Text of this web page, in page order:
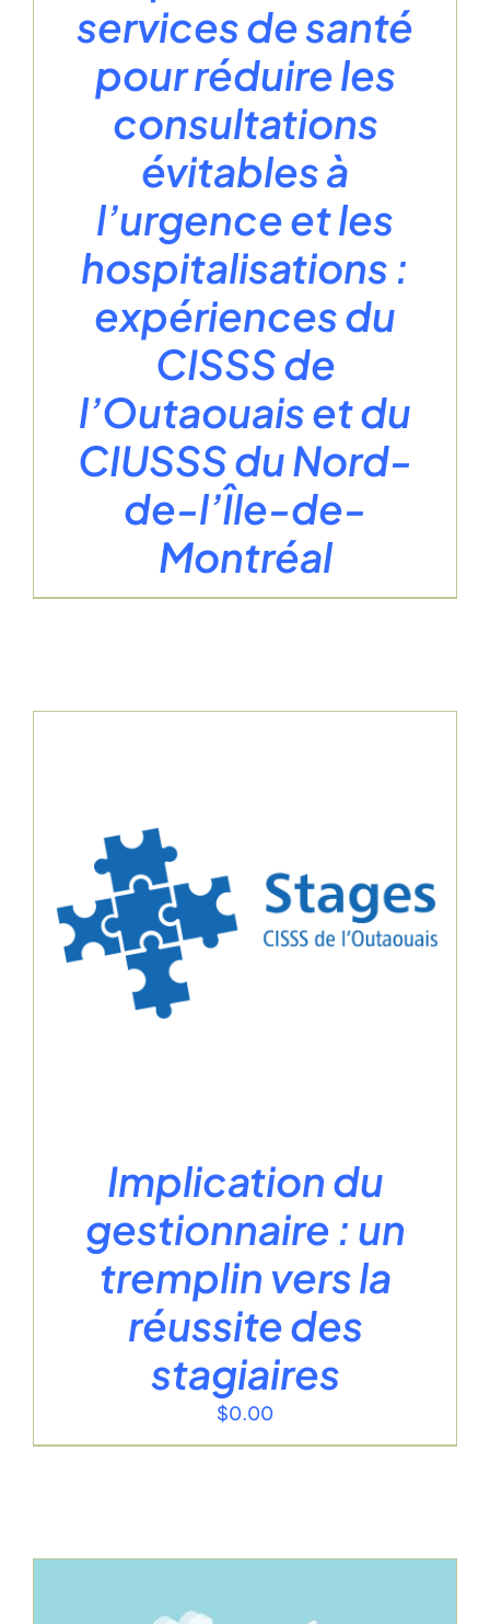
services de santé
pour réduire les
consultations
évitables à
l’urgence et les
hospitalisations :
expériences du
CISSS de
l’Outaouais et du
CIUSSS du Nord-
de-l’Île-de-
Montréal
Implication du
gestionnaire : un
tremplin vers la
réussite des
stagiaires
$0.00